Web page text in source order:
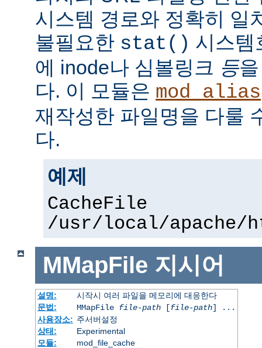
시스템 경로와 정확히 일
불필요한 stat() 시스템
에 inode나 심볼링크 등
다. 이 모듈은 mod_alias
재작성한 파일명을 다룰
다.
예제
CacheFile
/usr/local/apache/
MMapFile 지시어
설명:
시작시 여러 파일을 메모리에 대응한다
문법:
MMapFile file-path[file-path] ...
사용장소: 주서버설정
상태:
Experimental
모듈:
mod_file_cache